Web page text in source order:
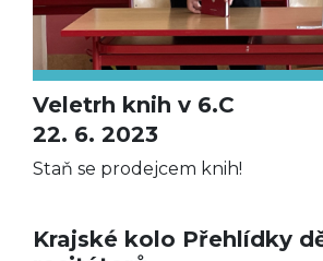
Veletrh knih v 6.C
22. 6. 2023
Staň se prodejcem knih!
Krajské kolo Přehlídky